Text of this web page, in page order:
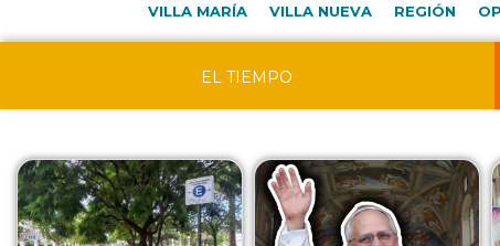
VILLA MARÍA VILLA NUEVA REGIÓN
EL TIEMPO